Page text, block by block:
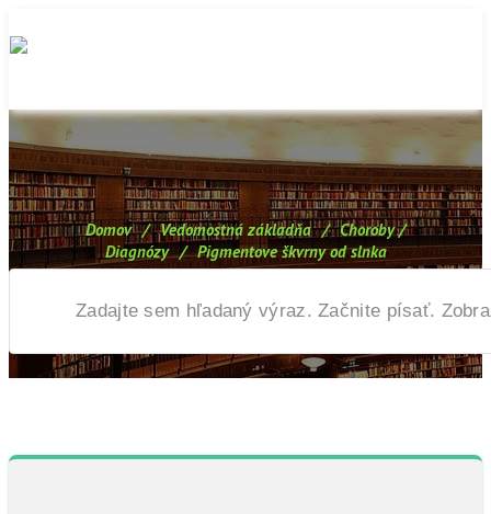
Domov / Vedomostná základňa / Choroby /
Diagnózy / Pigmentove škvrny od slnka